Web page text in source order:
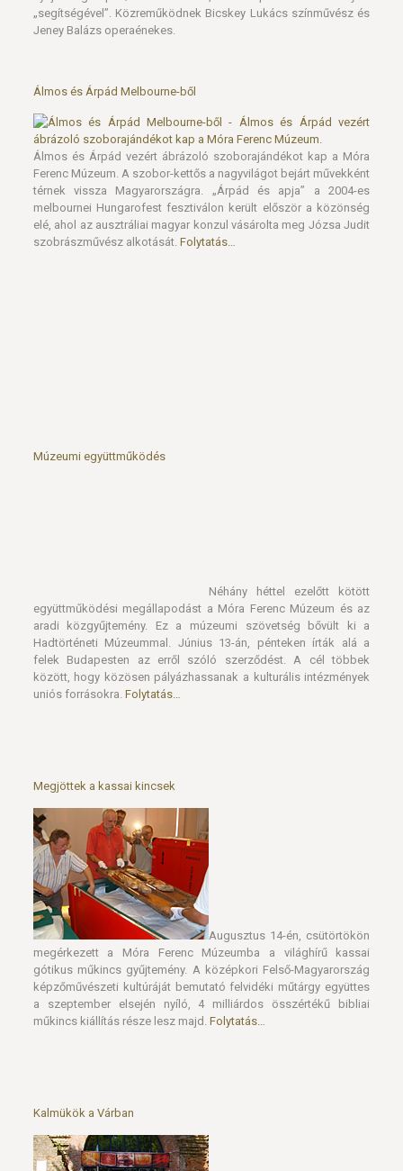
„segítségével”. Közreműködnek Bicskey Lukács színművész és
Jeney Balázs operaénekes.
Álmos és Árpád Melbourne-ből
Álmos és Árpád vezért ábrázoló szoborajándékot kap a Móra
Ferenc Múzeum. A szobor-kettős a nagyvilágot bejárt művekként
térnek vissza Magyarországra. „Árpád és apja” a 2004-es
melbournei Hungarofest fesztiválon került először a közönség
elé, ahol az ausztráliai magyar konzul vásárolta meg Józsa Judit
szobrászművész alkotását. Folytatás…
Múzeumi együttműködés
pénteken írták alá a felek Budapesten az erről szóló szerződést.
A cél többek között, hogy közösen pályázhassanak a kulturális
intézmények uniós forrásokra.Folytatás…
Augusztus 14-én, csütörtökön
megérkezett a Móra Ferenc Múzeumba a világhírű kassai
gótikus műkincs gyűjtemény. A középkori Felső-Magyarország
képzőművészeti kultúráját bemutató felvidéki műtárgy együttes
a szeptember elsején nyíló, 4 milliárdos összértékű bibliai
műkincs kiállítás része lesz majd.Folytatás…